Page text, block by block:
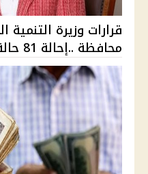
محافظة ..إحالة 81 حالة للنيابات...